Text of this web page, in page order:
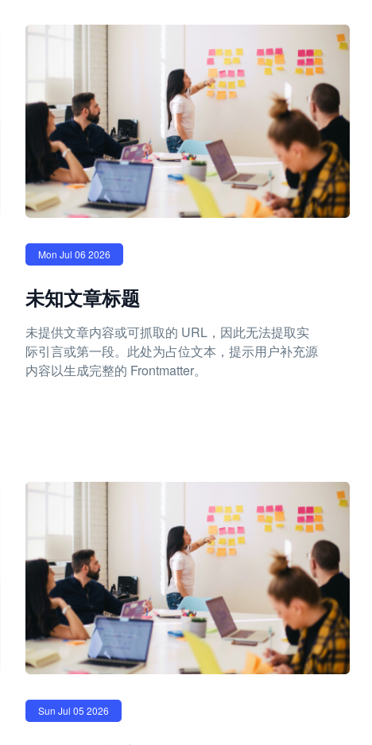
Mon Jul 06 2026
未知文章标题
未提供文章内容或可抓取的 URL，因此无法提取实
际引言或第一段。此处为占位文本，提示用户补充源
内容以生成完整的 Frontmatter。
Sun Jul 05 2026